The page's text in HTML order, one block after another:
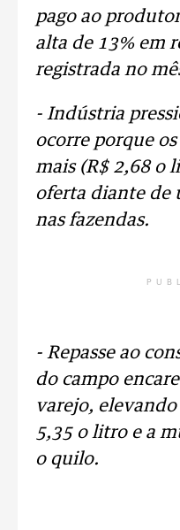
pago ao
alta de 13% em
registrada no
- Indústria
ocorre porque
mais (R$ 2,68 o
oferta diante de
nas fazendas.
- Repasse ao
do campo
varejo,
5,35 o litro e a
o quilo.